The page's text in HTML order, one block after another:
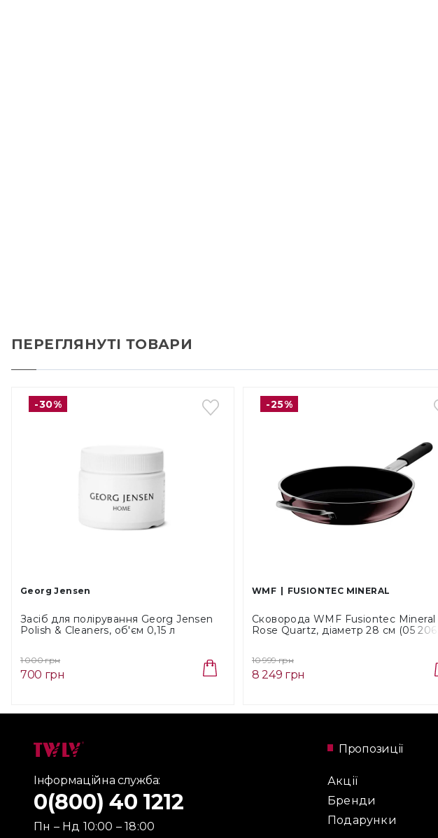
ПЕРЕГЛЯНУТІ ТОВАРИ
-30%
Georg Jensen
Засіб для полірування Georg Jensen
Polish & Cleaners, об'єм 0,15 л
1 000 грн
700 грн
-25%
WMF FUSIONTEC MINERAL
Сковорода WMF Fusiontec Mineral
Rose Quartz, діаметр 28 см (05 2066
10 999 грн
8 249 грн
Інформаційна служба:
0(800) 40 1212
Пн – Нд 10:00 – 18:00
Пропозиції
Акції
Бренди
Подарунки